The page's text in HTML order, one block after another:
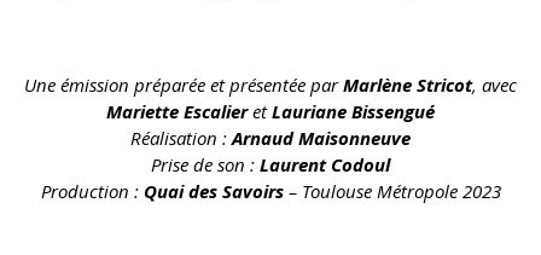
Une émission préparée et présentée parMarlène Stricot, avec
Mariette EscalieretLauriane Bissengué
Réalisation :Arnaud Maisonneuve
Prise de son : Laurent Codoul
Production : Quai des Savoirs– Toulouse Métropole 2023